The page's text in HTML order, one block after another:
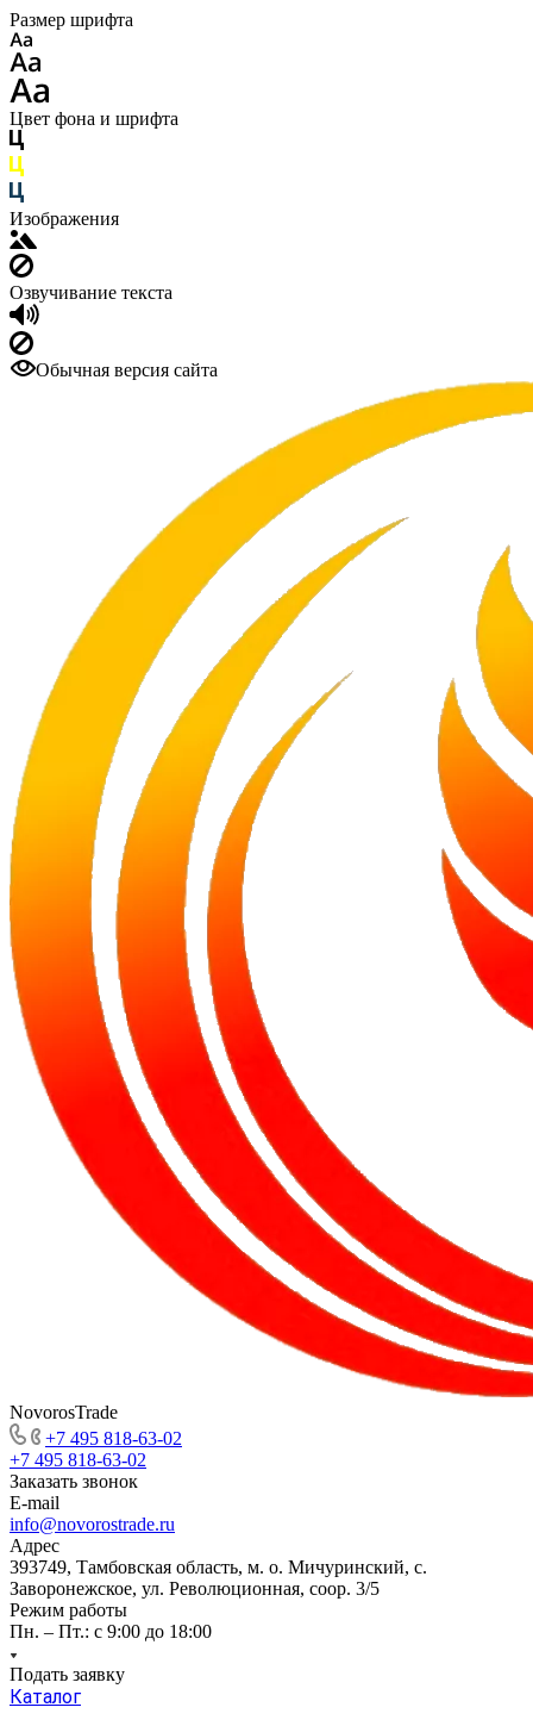
Размер шрифта
Цвет фона и шрифта
Изображения
Озвучивание текста
Обычная версия сайта
NovorosTrade
+7 495 818-63-02
+7 495 818-63-02
Заказать звонок
E-mail
info@novorostrade.ru
Адрес
393749, Тамбовская область, м. о. Мичуринский, с.
Заворонежское, ул. Революционная, соор. 3/5
Режим работы
Пн. – Пт.: с 9:00 до 18:00
Подать заявку
Каталог